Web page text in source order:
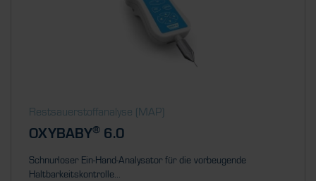
Restsauerstoff­analyse (MAP)
OXYBABY® 6.0
Schnurloser Ein-Hand-Analysator für die vorbeugende
Haltbarkeitskontrolle...